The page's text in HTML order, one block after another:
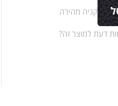
קניה מהירה
דעת למוצר זה?